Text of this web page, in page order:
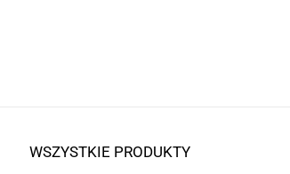
WSZYSTKIE PRODUKTY